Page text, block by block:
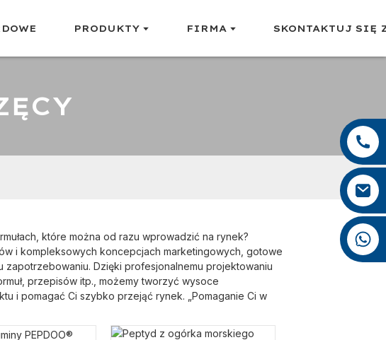
PRODUKTY FIRMA SKONTAKTUJ SIĘ
+86 0592 5599526
+86 18965423693
które można od razu wprowadzić na rynek?
i kompleksowych koncepcjach marketingowych, gotowe
zapotrzebowaniu. Dzięki profesjonalnemu projektowaniu
przepisów itp., możemy tworzyć wysoce
i pomagać Ci szybko przejąć rynek. „Pomaganie Ci w